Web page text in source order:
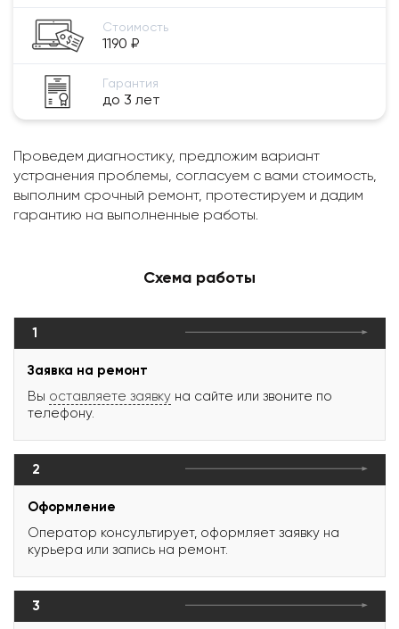
Стоимость
1190 ₽
Гарантия
до 3 лет
Проведем диагностику, предложим вариант
устранения проблемы, согласуем с вами стоимость,
выполним срочный ремонт, протестируем и дадим
гарантию на выполненные работы.
Схема работы
1
Заявка на ремонт
Вы оставляете заявку на сайте или звоните по
телефону.
2
Оформление
Оператор консультирует, оформляет заявку на
курьера или запись на ремонт.
3